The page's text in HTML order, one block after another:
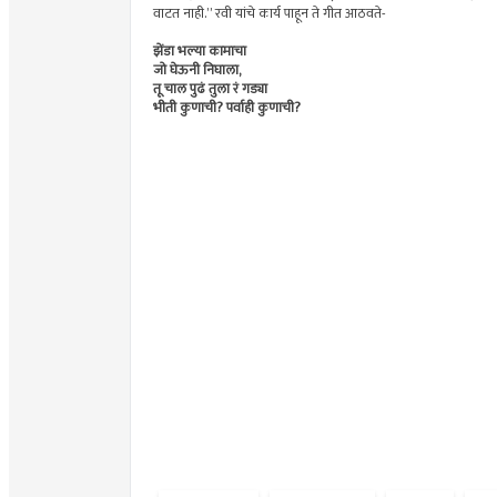
वाटत नाही.” रवी यांचे कार्य पाहून ते गीत आठवते-
झेंडा भल्या कामाचा
जो घेऊनी निघाला,
तू चाल पुढं तुला रं गड्या
भीती कुणाची? पर्वाही कुणाची?